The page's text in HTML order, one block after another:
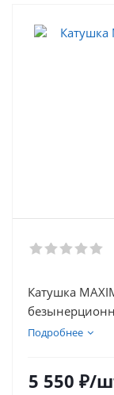
Катушка
Подробнее
5 550 ₽/